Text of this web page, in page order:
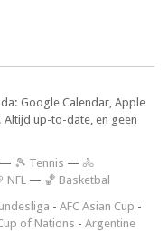
Google Calendar, Apple
Altijd up-to-date, en geen
— 🎾 Tennis — 🚴
NFL — 🏀 Basketbal
- AFC Asian Cup -
of Nations - Argentine